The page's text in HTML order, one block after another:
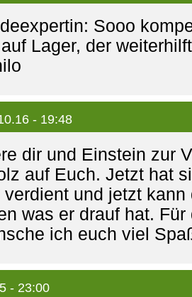
Sooo
Lager, der
- 19:48
dir und Einstein zur
auf Euch. Jetzt hat
verdient und jetzt
was er drauf hat.
ich euch viel
- 23:00